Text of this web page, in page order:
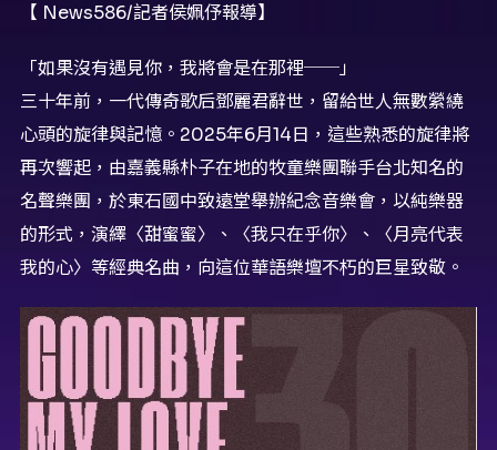
【 News586/記者侯姵伃報導】
「如果沒有遇見你，我將會是在那裡──」
三十年前，一代傳奇歌后鄧麗君辭世，留給世人無數縈繞
心頭的旋律與記憶。2025年6月14日，這些熟悉的旋律將
再次響起，由嘉義縣朴子在地的牧童樂團聯手台北知名的
名聲樂團，於東石國中致遠堂舉辦紀念音樂會，以純樂器
的形式，演繹〈甜蜜蜜〉、〈我只在乎你〉、〈月亮代表
我的心〉等經典名曲，向這位華語樂壇不朽的巨星致敬。